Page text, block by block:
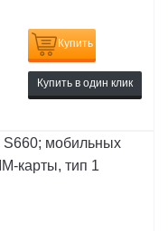
Купить
Купить в один клик
S660; мобильных
карты, тип 1